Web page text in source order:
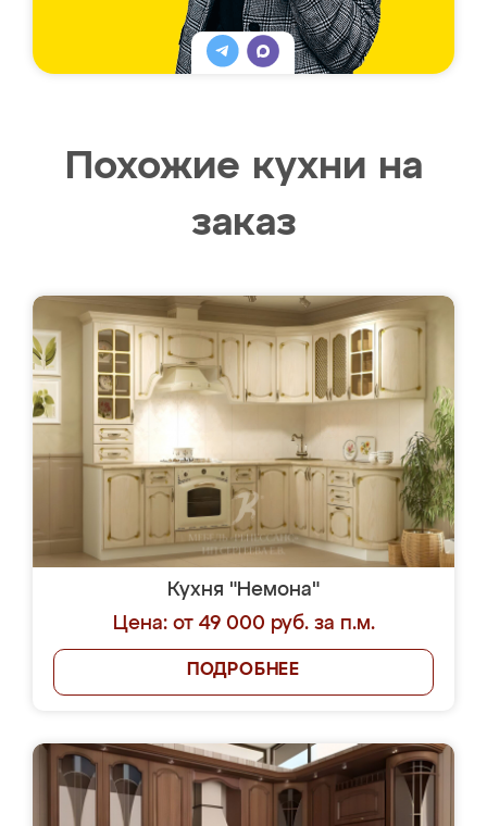
Похожие кухни на
заказ
Кухня "Немона"
Цена: от 49 000 руб. за п.м.
ПОДРОБНЕЕ